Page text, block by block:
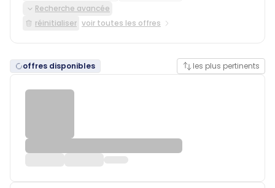
Recherche avancée
réinitialiser voir toutes les offres
offres disponibles les plus pertinents